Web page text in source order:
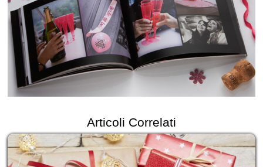
Articoli Correlati